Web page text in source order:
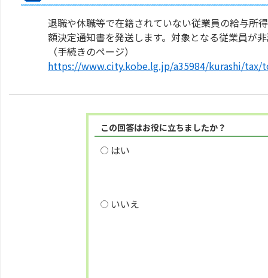
退職や休職等で在籍されていない従業員の給与所
額決定通知書を発送します。対象となる従業員が
（手続きのページ）
https://www.city.kobe.lg.jp/a35984/kurashi/
この回答はお役に立ちましたか？
はい
いいえ